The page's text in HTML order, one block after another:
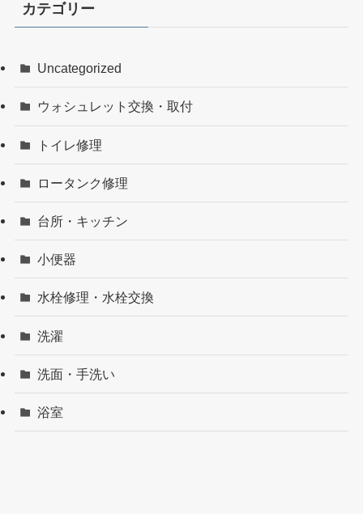
カテゴリー
Uncategorized
ウォシュレット交換・取付
トイレ修理
ロータンク修理
台所・キッチン
小便器
水栓修理・水栓交換
洗濯
洗面・手洗い
浴室